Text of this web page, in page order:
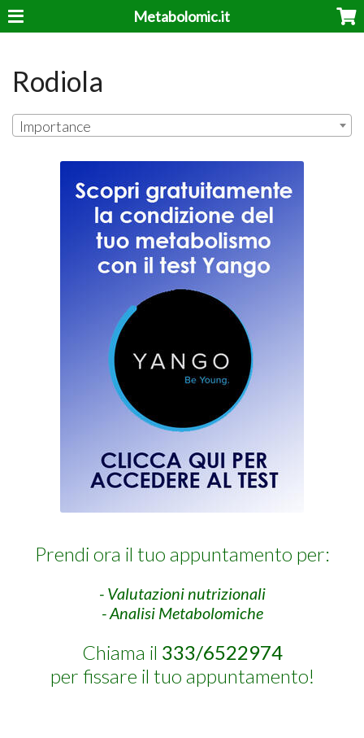
Metabolomic.it
Rodiola
Importance
Prendi ora il tuo appuntamento per:
- Valutazioni nutrizionali
- Analisi Metabolomiche
Chiama il 333/6522974
per fissare il tuo appuntamento!